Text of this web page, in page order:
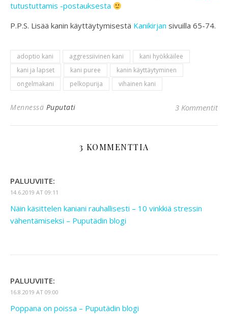
tutustuttamis -postauksesta
P.P.S. Lisää kanin käyttäytymisestä Kanikirjan sivuilla 65-74.
adoptio kani aggressiivinen kani
kani hyökkäilee
kani ja lapset
kani puree
kanin käyttäytyminen
ongelmakani
pelkopurija vihainen kani
Mennessä Puputati 3 Kommentit
3 KOMMENTTIA
PALUUVIITE:
14.6.2019 AT 09:11
Näin käsittelen kaniani rauhallisesti – 10 vinkkiä stressin
vähentämiseksi – Puputädin blogi
PALUUVIITE:
16.8.2019 AT 09:00
Poppana on poissa – Puputädin blogi